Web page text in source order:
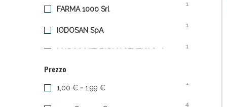
FARMA 1000 Srl
1
IODOSAN SpA
1
1
MYLAN SpA
NEW PHARMASHOP Srl
Prezzo
1,00 € - 1,99 €
1
4